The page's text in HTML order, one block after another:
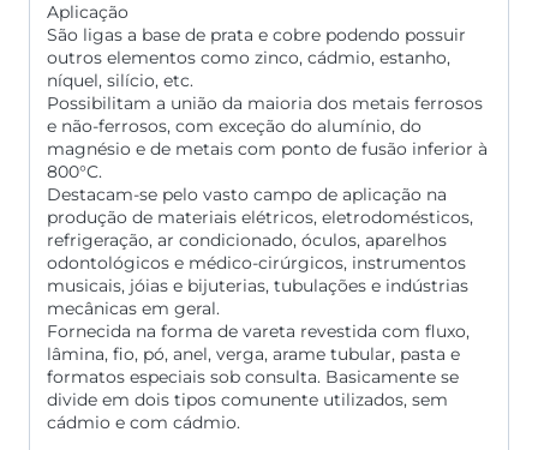
Aplicação
São ligas a base de prata e cobre podendo possuir
outros elementos como zinco, cádmio, estanho,
níquel, silício, etc.
Possibilitam a união da maioria dos metais ferrosos
e não-ferrosos, com exceção do alumínio, do
magnésio e de metais com ponto de fusão inferior à
800°C.
Destacam-se pelo vasto campo de aplicação na
produção de materiais elétricos, eletrodomésticos,
refrigeração, ar condicionado, óculos, aparelhos
odontológicos e médico-cirúrgicos, instrumentos
musicais, jóias e bijuterias, tubulações e indústrias
mecânicas em geral.
Fornecida na forma de vareta revestida com fluxo,
lâmina, fio, pó, anel, verga, arame tubular, pasta e
formatos especiais sob consulta. Basicamente se
divide em dois tipos comunente utilizados, sem
cádmio e com cádmio.